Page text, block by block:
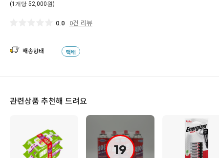
(1개당 52,000원)
0.0 0건 리뷰
배송형태 택배
관련상품 추천해 드려요
19